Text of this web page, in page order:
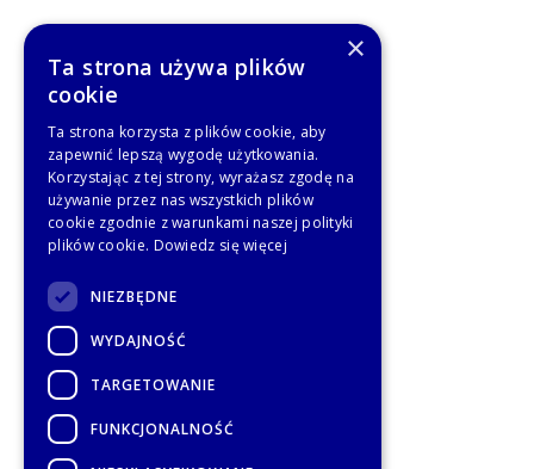
×
Ta strona używa plików
cookie
Ta strona korzysta z plików cookie, aby
zapewnić lepszą wygodę użytkowania.
Korzystając z tej strony, wyrażasz zgodę na
używanie przez nas wszystkich plików
cookie zgodnie z warunkami naszej polityki
plików cookie. Dowiedz się więcej
NIEZBĘDNE
WYDAJNOŚĆ
TARGETOWANIE
FUNKCJONALNOŚĆ